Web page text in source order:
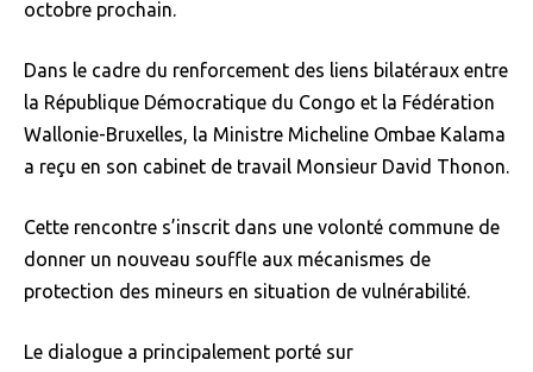
octobre prochain.
Dans le cadre du renforcement des liens bilatéraux entre
la République Démocratique du Congo et la Fédération
Wallonie-Bruxelles, la Ministre Micheline Ombae Kalama
a reçu en son cabinet de travail Monsieur David Thonon.
Cette rencontre s’inscrit dans une volonté commune de
donner un nouveau souffle aux mécanismes de
protection des mineurs en situation de vulnérabilité.
Le dialogue a principalement porté sur